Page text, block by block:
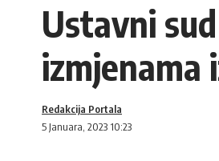
Ustavni
izmjenama
5 Januara, 2023 10:23
Redakcija Portala